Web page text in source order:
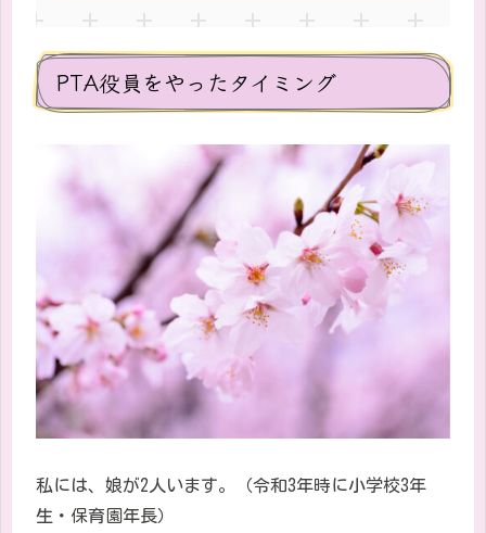
PTA役員をやったタイミング
私には、娘が2 人います。（令和3年時に小学校3年
生・保育園年長）